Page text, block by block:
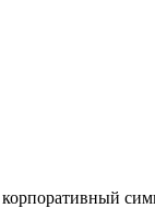
корпоративный